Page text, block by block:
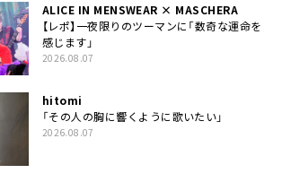
ALICE IN MENSWEAR × MASCHERA
【レポ】一夜限りのツーマンに「数奇な運命を
感じます」
2026.08.07
hitomi
「その人の胸に響くように歌いたい」
2026.08.07